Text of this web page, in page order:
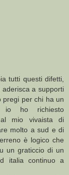
tutti questi difetti,
a supporti
pregi per chi ha un
io ho richiesto
al mio vivaista di
molto a sud e di
è logico che
un graticcio di un
italia continuo a